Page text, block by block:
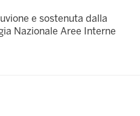
e sostenuta dalla
Nazionale Aree Interne